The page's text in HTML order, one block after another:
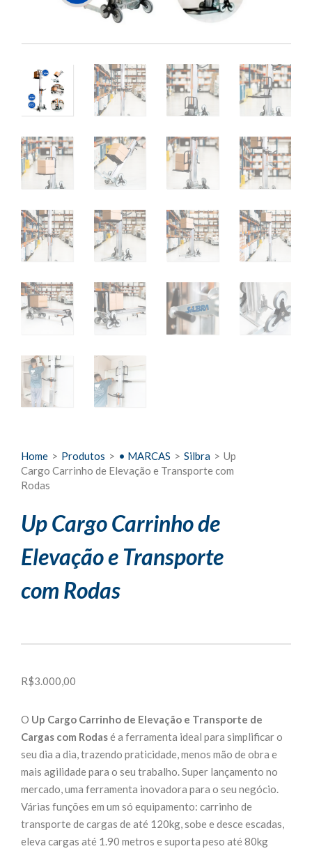
Home > Produtos > • MARCAS > Silbra > Up
Cargo Carrinho de Elevação e Transporte com
Rodas
Up Cargo Carrinho de
Elevação e Transporte
com Rodas
R$3.000,00
O Up Cargo Carrinho de Elevação e Transporte de
Cargas com Rodasé a ferramenta ideal para simplificar o
seu dia a dia, trazendo praticidade, menos mão de obra e
mais agilidade para o seu trabalho. Super lançamento no
mercado, uma ferramenta inovadora para o seu negócio.
Várias funções em um só equipamento: carrinho de
transporte de cargas de até 120kg, sobe e desce escadas,
eleva cargas até 1.90 metros e suporta peso até 80kg